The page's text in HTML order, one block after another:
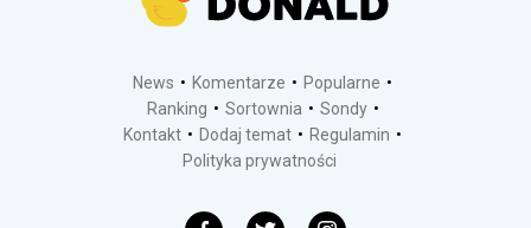
News Komentarze
Popularne
Ranking
Sortownia
Sondy
Kontakt
Dodaj temat
Regulamin
Polityka prywatności